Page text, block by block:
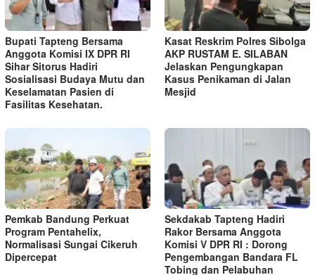
Bupati Tapteng Bersama
Anggota Komisi IX DPR RI
Sihar Sitorus Hadiri
Sosialisasi Budaya Mutu dan
Keselamatan Pasien di
Fasilitas Kesehatan.
Kasat Reskrim Polres Sibolga
AKP RUSTAM E. SILABAN
Jelaskan Pengungkapan
Kasus Penikaman di Jalan
Mesjid
Pemkab Bandung Perkuat
Program Pentahelix,
Normalisasi Sungai Cikeruh
Dipercepat
Sekdakab Tapteng Hadiri
Rakor Bersama Anggota
Komisi V DPR RI : Dorong
Pengembangan Bandara FL
Tobing dan Pelabuhan